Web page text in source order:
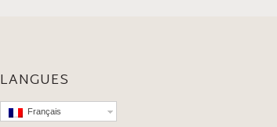
LANGUES
Français